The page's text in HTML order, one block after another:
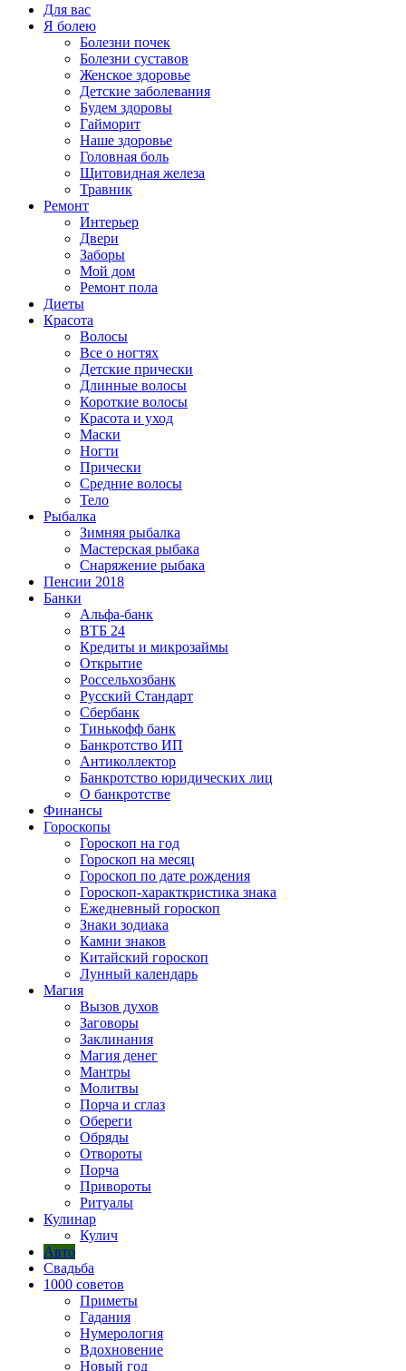
Для вас
Я болею
Болезни почек
Болезни суставов
Женское здоровье
Детские заболевания
Будем здоровы
Гайморит
Наше здоровье
Головная боль
Щитовидная железа
Травник
Ремонт
Интерьер
Двери
Заборы
Мой дом
Ремонт пола
Диеты
Красота
Волосы
Все о ногтях
Детские прически
Длинные волосы
Короткие волосы
Красота и уход
Маски
Ногти
Прически
Средние волосы
Тело
Рыбалка
Зимняя рыбалка
Мастерская рыбака
Снаряжение рыбака
Пенсии 2018
Банки
Альфа-банк
ВТБ 24
Кредиты и микрозаймы
Открытие
Россельхозбанк
Русский Стандарт
Сбербанк
Тинькофф банк
Банкротство ИП
Антиколлектор
Банкротство юридических лиц
О банкротстве
Финансы
Гороскопы
Гороскоп на год
Гороскоп на месяц
Гороскоп по дате рождения
Гороскоп-характкристика знака
Ежедневный гороскоп
Знаки зодиака
Камни знаков
Китайский гороскоп
Лунный календарь
Магия
Вызов духов
Заговоры
Заклинания
Магия денег
Мантры
Молитвы
Порча и сглаз
Обереги
Обряды
Отвороты
Порча
Привороты
Ритуалы
Кулинар
Кулич
Авто
Свадьба
1000 советов
Приметы
Гадания
Нумерология
Вдохновение
Новый год